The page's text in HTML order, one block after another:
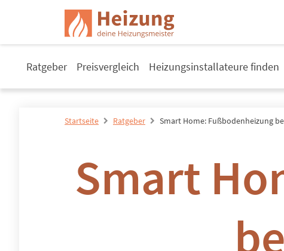
Ratgeber Preisvergleich Heizungsinstallateure finden
Startseite Ratgeber Smart Home: Fußbodenheizung
Smart